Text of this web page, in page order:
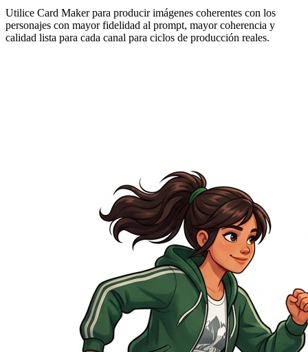
Utilice Card Maker para producir imágenes coherentes con los
personajes con mayor fidelidad al prompt, mayor coherencia y
calidad lista para cada canal para ciclos de producción reales.